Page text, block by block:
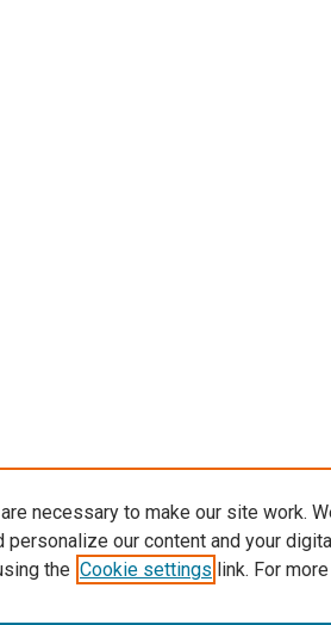
necessary to make our site work.
personalize our content and your
the Cookie settings link. For